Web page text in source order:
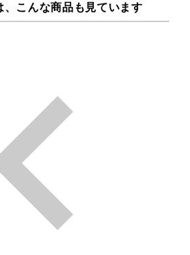
、こんな商品も見ています